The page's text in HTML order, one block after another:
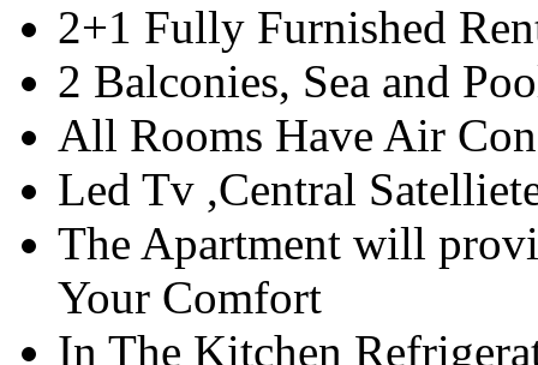
2+1 Fully Furnished
2 Balconies, Sea and
All Rooms Have Air
Led Tv ,Central
The Apartment will
Your Comfort
In The Kitchen